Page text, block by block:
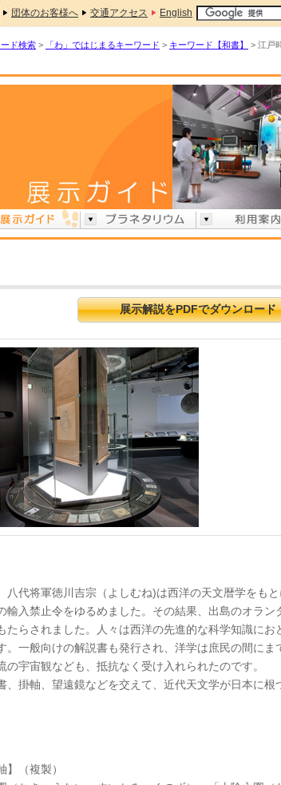
団体のお客様へ 交通アクセス English
ド検索 > 「わ」ではじまるキーワード > キーワード【和書】
> 江戸
展示解説をPDFでダウンロード
代将軍徳川吉宗（よしむね)は西洋の天文暦学をもと
輸入禁止令をゆるめました。その結果、出島のオラン
たらされました。人々は西洋の先進的な科学知識にお
。一般向けの解説書も発行され、洋学は庶民の間にま
の宇宙観なども、抵抗なく受け入れられたのです。
掛軸、望遠鏡などを交えて、近代天文学が日本に根
】（複製）